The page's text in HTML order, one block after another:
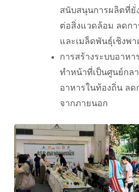
สนับสนุนการผลิตที่ยั่
ต่อสิ่งแวดล้อม ลดกา
และเมล็ดพันธุ์เชิงพ
การสร้างระบบอาห
ทำหน้าที่เป็นศูนย์กล
อาหารในท้องถิ่น ลด
จากภายนอก